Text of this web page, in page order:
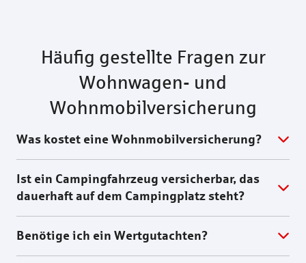
Häufig gestellte Fragen zur
Wohnwagen- und
Wohnmobilversicherung
Was kostet eine Wohnmobilversicherung?
Ist ein Campingfahrzeug versicherbar, das
dauerhaft auf dem Campingplatz steht?
Benötige ich ein Wertgutachten?